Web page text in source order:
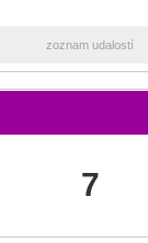
zoznam udalostí
7